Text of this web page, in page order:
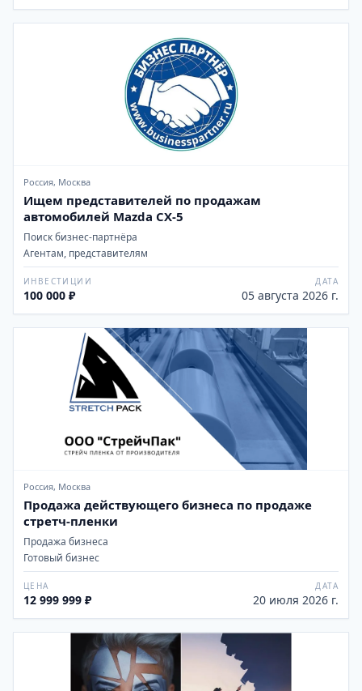
Россия, Москва
Ищем представителей по продажам
автомобилей Mazda CX-5
Поиск бизнес-партнёра
Агентам, представителям
ИНВЕСТИЦИИ
100 000 ₽
ДАТА
05 августа 2026 г.
Россия, Москва
Продажа действующего бизнеса по продаже
стретч-пленки
Продажа бизнеса
Готовый бизнес
ЦЕНА
12 999 999 ₽
ДАТА
20 июля 2026 г.